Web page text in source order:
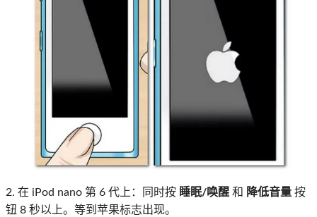
2. 在 iPod nano 第 6 代上：同时按 睡眠/唤醒 和 降低音量 按
钮 8 秒以上。等到苹果标志出现。